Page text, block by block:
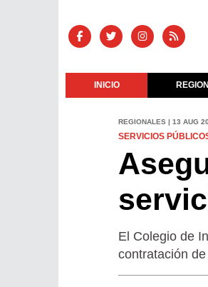
INICIO
REGIONALES | 13 AUG
SERVICIOS
El Colegio de
contratación